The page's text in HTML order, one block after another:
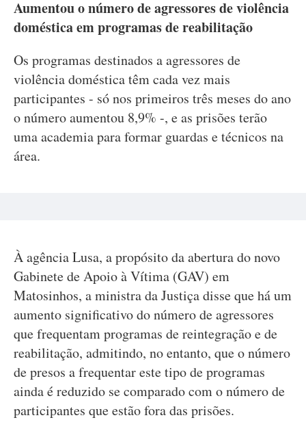
Aumentou o número de agressores de violência
doméstica em programas de reabilitação
Os programas destinados a agressores de
violência doméstica têm cada vez mais
participantes - só nos primeiros três meses do ano
o número aumentou 8,9% -, e as prisões terão
uma academia para formar guardas e técnicos na
área.
À agência Lusa, a propósito da abertura do novo
Gabinete de Apoio à Vítima (GAV) em
Matosinhos, a ministra da Justiça disse que há um
aumento significativo do número de agressores
que frequentam programas de reintegração e de
reabilitação, admitindo, no entanto, que o número
de presos a frequentar este tipo de programas
ainda é reduzido se comparado com o número de
participantes que estão fora das prisões.